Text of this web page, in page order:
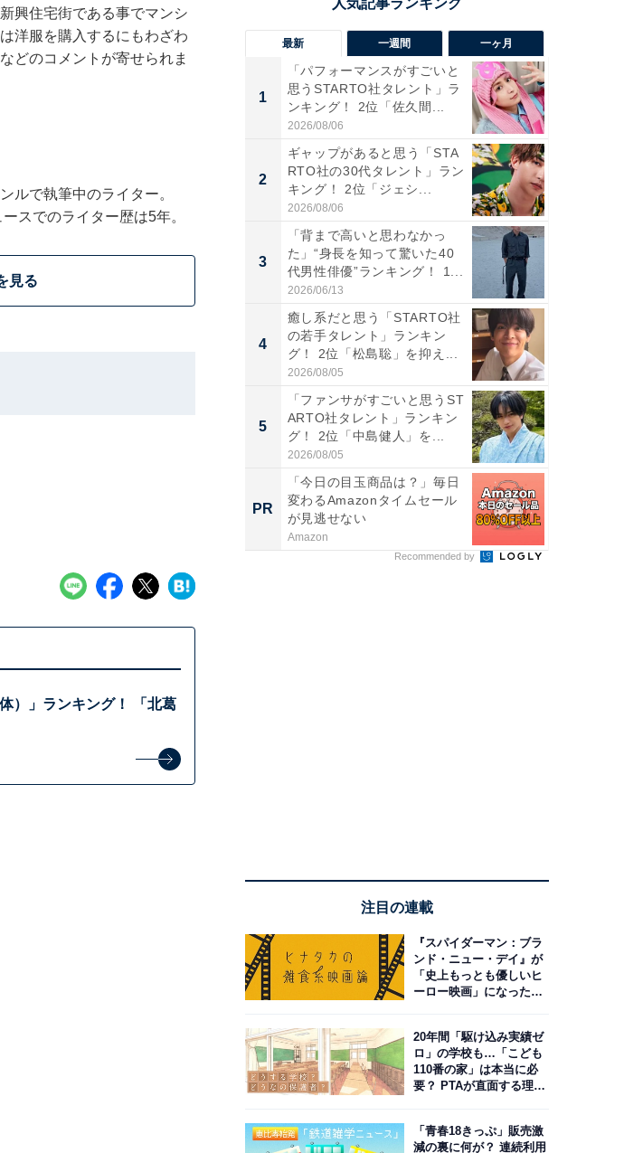
興住宅街である事でマンシ
洋服を購入するにもわざわ
どのコメントが寄せられま
ルで執筆中のライター。
スでのライター歴は5年。
見る
）」ランキング！ 「北葛
最新 一週間 一ヶ月
1
「パフォーマンスがすごいと
思うSTARTO社タレント」ラ
ンキング！ 2位「佐久間...
2026/08/06
2
ギャップがあると思う「STA
RTO社の30代タレント」ラン
キング！ 2位「ジェシ...
2026/08/06
3
「背まで高いと思わなかっ
た」“身長を知って驚いた40
代男性俳優”ランキング！ 1...
2026/06/13
4
癒し系だと思う「STARTO社
の若手タレント」ランキン
グ！ 2位「松島聡」を抑え...
2026/08/05
5
「ファンサがすごいと思うST
ARTO社タレント」ランキン
グ！ 2位「中島健人」を...
2026/08/05
PR
「今日の目玉商品は？」毎日
変わるAmazonタイムセール
が見逃せない
Amazon
Recommended by
注目の連載
『スパイダーマン：ブラ
ンド・ニュー・デイ』が
「史上もっとも優しいヒ
ーロー映画」になった理
20年間「駆け込み実績ゼ
ロ」の学校も…「こども
110番の家」は本当に必
要？ PTAが直面する理想
「青春18きっぷ」販売激
減の裏に何が？ 連続利用